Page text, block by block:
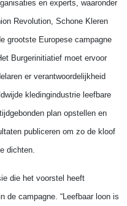
en experts, waaronder
Revolution, Schone Kleren
grootste Europese campagne
Burgerinitiatief moet ervoor
er verantwoordelijkheid
kledingindustrie leefbare
plan opstellen en
publiceren om zo de kloof
dichten.
die het voorstel heeft
de campagne. “Leefbaar loon is